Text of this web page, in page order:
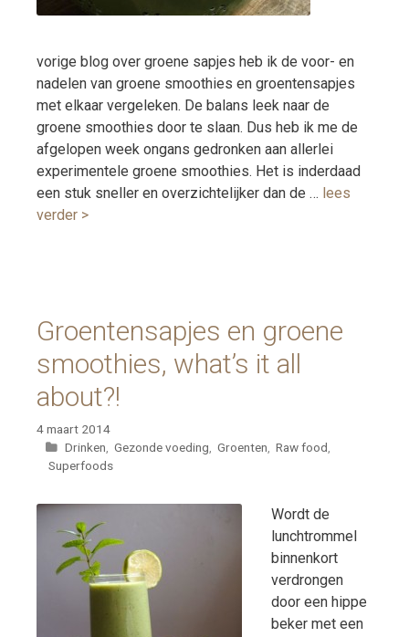
vorige blog over groene sapjes heb ik de voor- en
nadelen van groene smoothies en groentensapjes
met elkaar vergeleken. De balans leek naar de
groene smoothies door te slaan. Dus heb ik me de
afgelopen week ongans gedronken aan allerlei
experimentele groene smoothies. Het is inderdaad
een stuk sneller en overzichtelijker dan de … lees
verder >
Groentensapjes en groene
smoothies, what’s it all
about?!
4 maart 2014
Categorieën
Drinken, Gezonde voeding, Groenten, Raw food,
Superfoods
Wordt de
lunchtrommel
binnenkort
verdrongen
door een hippe
beker met een